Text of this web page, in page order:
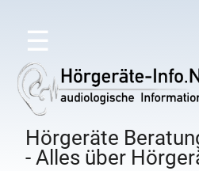
☰
Hörgeräte
- Alles über